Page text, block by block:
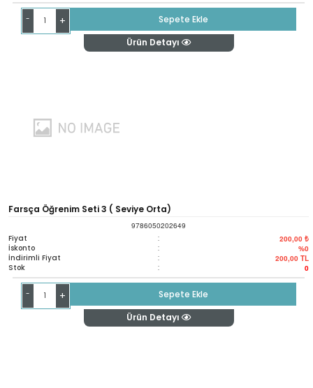
- +
Sepete Ekle
Ürün Detayı
Farsça Öğrenim Seti 3 ( Seviye Orta)
9786050202649
Fiyat : 200,00 ₺
İskonto : %0
İndirimli Fiyat : 200,00 TL
Stok : 0
- +
Sepete Ekle
Ürün Detayı